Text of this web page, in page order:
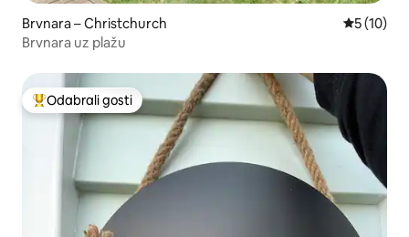
Brvnara – Christchurch Prosječna
5 (10)
Brvnara uz plažu
Među najviše rangiranima s oznakom „Odabrali gosti”
Odabrali gosti